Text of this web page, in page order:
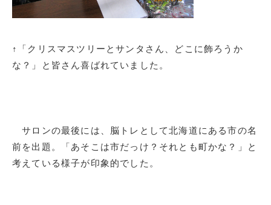
↑「クリスマスツリーとサンタさん、どこに飾ろうか
な？」と皆さん喜ばれていました。
サロンの最後には、脳トレとして北海道にある市の名
前を出題。「あそこは市だっけ？それとも町かな？」と
考えている様子が印象的でした。